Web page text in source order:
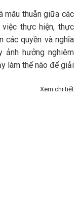
mâu thuẫn giữa các
thực hiện, thực
các quyền và nghĩa
hưởng nghiêm
làm thể nào để giải
Xem chi tiết